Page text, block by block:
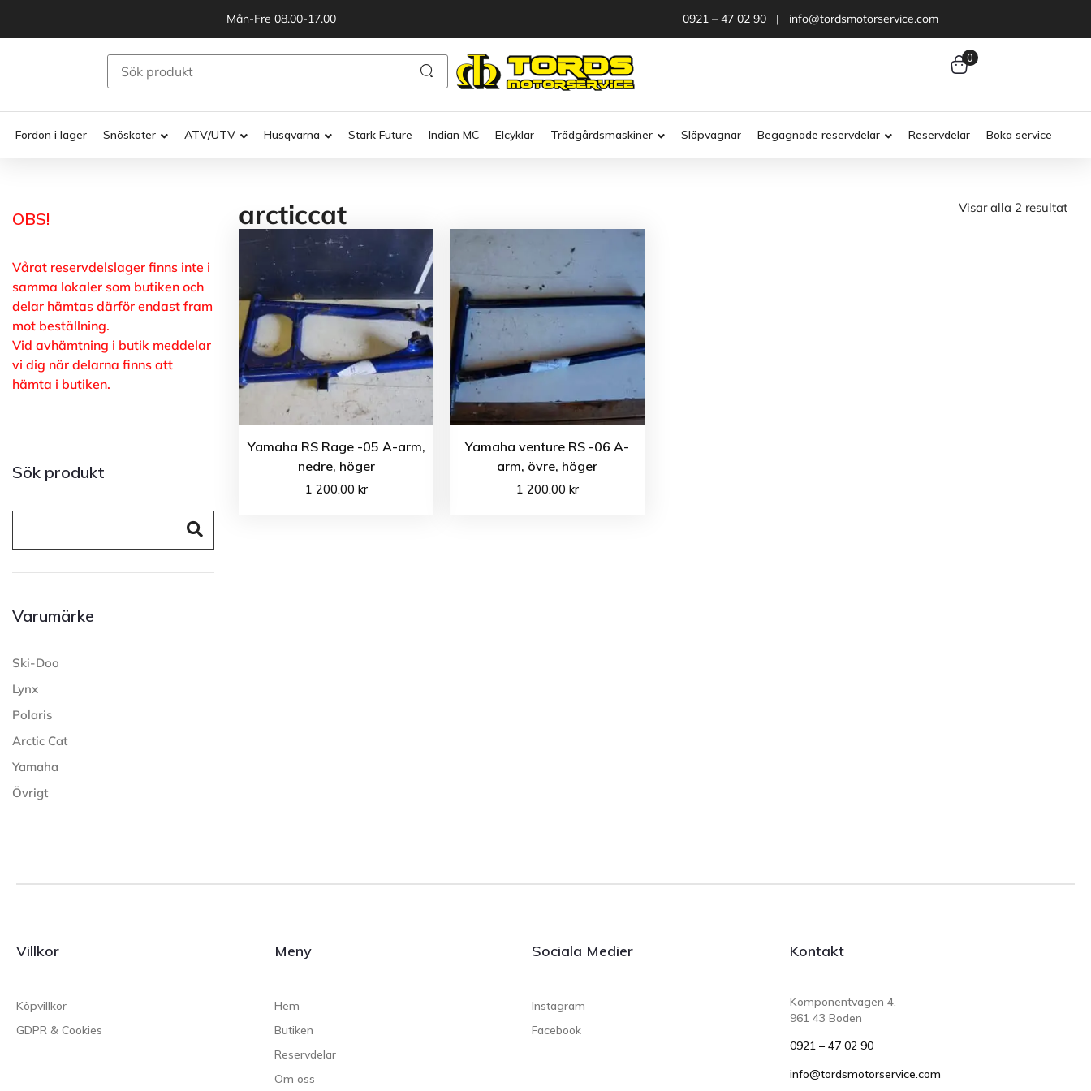
Mån-Fre 08.00-17.00 0921 – 47 02 90 | info@tordsmotorservice.com
0
Fordon i lager Snöskoter ATV/UTV Husqvarna Stark Future Indian MC Elcyklar Trädgårdsmaskiner Släpvagnar Begagnade reservdelar Reservdelar Boka service ···
OBS!
Vårat reservdelslager finns inte i
samma lokaler som butiken och
delar hämtas därför endast fram
mot beställning.
Vid avhämtning i butik meddelar
vi dig när delarna finns att
hämta i butiken.
Sök produkt
Varumärke
Ski-Doo
Lynx
Polaris
Arctic Cat
Yamaha
Övrigt
arcticcat Visar alla 2 resultat
Yamaha RS Rage -05 A-arm,
nedre, höger
1 200.00 kr
Yamaha venture RS -06 A-
arm, övre, höger
1 200.00 kr
Villkor
Köpvillkor
GDPR & Cookies
Meny
Hem
Butiken
Reservdelar
Om oss
Sociala Medier
Instagram
Facebook
Kontakt
Komponentvägen 4,
961 43 Boden
0921 – 47 02 90
info@tordsmotorservice.com